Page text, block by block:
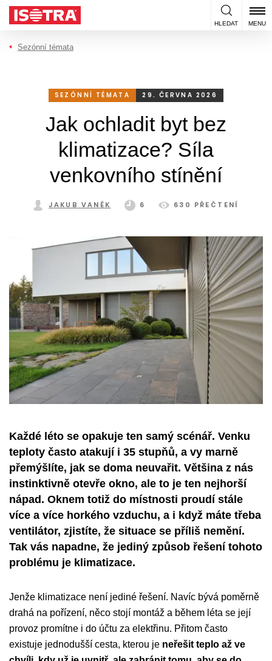
Přeskočit na obsah
HLEDAT MENU
Sezónní témata
SEZÓNNÍ TÉMATA 29. ČERVNA 2026
Jak ochladit byt bez
klimatizace? Síla
venkovního stínění
JAKUB VANĚK 6 630 PŘEČTENÍ
Každé léto se opakuje ten samý scénář. Venku
teploty často atakují i 35 stupňů, a vy marně
přemýšlíte, jak se doma neuvařit. Většina z nás
instinktivně otevře okno, ale to je ten nejhorší
nápad. Oknem totiž do místnosti proudí stále
více a více horkého vzduchu, a i když máte třeba
ventilátor, zjistíte, že situace se příliš nemění.
Tak vás napadne, že jediný způsob řešení tohoto
problému je klimatizace.
Jenže klimatizace není jediné řešení. Navíc bývá poměrně
drahá na pořízení, něco stojí montáž a během léta se její
provoz promítne i do účtu za elektřinu. Přitom často
existuje jednodušší cesta, kterou je neřešit teplo až ve